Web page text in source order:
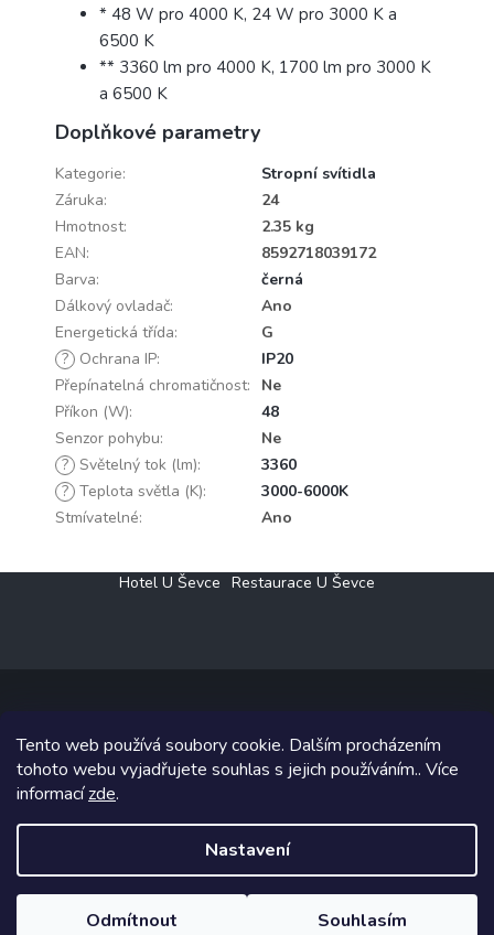
Tento web používá soubory cookie. Dalším procházením
tohoto webu vyjadřujete souhlas s jejich používáním.. Více
informacízde.
Nastavení
Odmítnout Souhlasím
* 48 W pro 4000 K, 24 W pro 3000 K a
6500 K
** 3360 lm pro 4000 K, 1700 lm pro 3000 K
a 6500 K
Doplňkové parametry
Kategorie:
Stropní svítidla
Záruka:
24
Hmotnost:
2.35 kg
EAN:
8592718039172
Barva:
černá
Dálkový ovladač:
Ano
Energetická třída:
G
? Ochrana IP:
IP20
Přepínatelná chromatičnost:
Ne
Příkon (W):
48
Senzor pohybu:
Ne
? Světelný tok (lm):
3360
? Teplota světla (K):
3000-6000K
Stmívatelné: Ano
Hotel U Ševce Restaurace U Ševce
Copyright 2026Elektro Klesný s.r.o.. Všechna práva vyhrazena.
Grafický návrh vytvořil a na Shoptet implementoval
Shoptetak.cz.
Vytvořil Shoptet